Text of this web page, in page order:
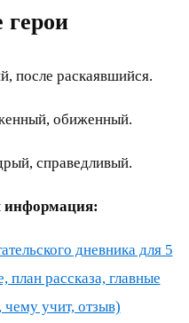
герои
после раскаявшийся.
обиженный.
справедливый.
информация:
дневника для 5
план рассказа, главные
чему учит, отзыв)